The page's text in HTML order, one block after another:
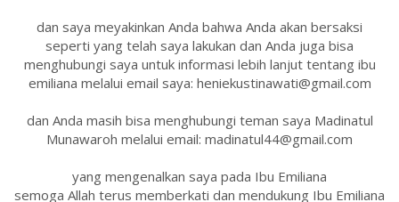
dan saya meyakinkan Anda bahwa Anda akan bersaksi
seperti yang telah saya lakukan dan Anda juga bisa
menghubungi saya untuk informasi lebih lanjut tentang ibu
emiliana melalui email saya: heniekustinawati@gmail.com
dan Anda masih bisa menghubungi teman saya Madinatul
Munawaroh melalui email: madinatul44@gmail.com
yang mengenalkan saya pada Ibu Emiliana
semoga Allah terus memberkati dan mendukung Ibu Emiliana